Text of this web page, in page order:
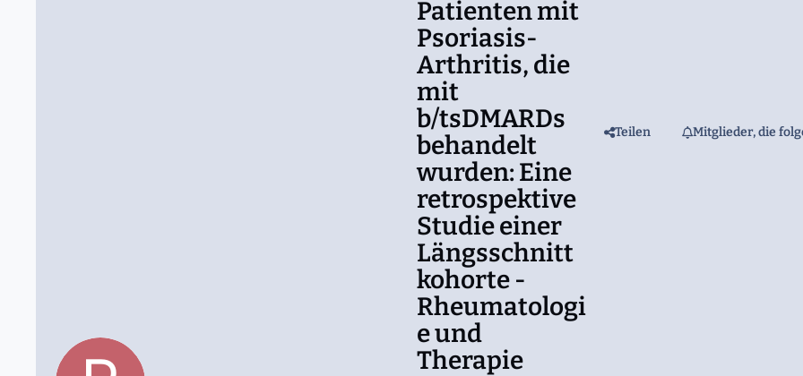
Patienten mit
Psoriasis-
Arthritis, die
mit
b/tsDMARDs
behandelt
wurden: Eine
retrospektive
Studie einer
Längsschnitt
kohorte -
Rheumatologi
e und
Therapie
Teilen Mitglieder, die